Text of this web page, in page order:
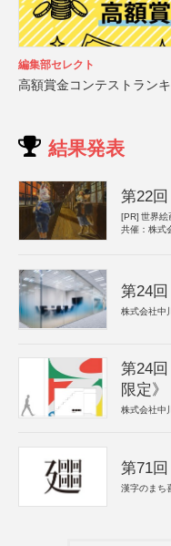
編集部セレクト
高額賞金コンテストラン
結果発表
第22
[PR] 世界絵
共催：株式
第24
株式会社中
第24
限定》
株式会社中
第71
漢字のまち